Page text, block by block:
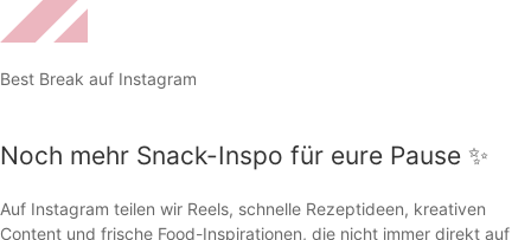
Best Break auf Instagram
Noch mehr Snack-Inspo für eure Pause ✨
Auf Instagram teilen wir Reels, schnelle Rezeptideen, kreativen
Content und frische Food-Inspirationen, die nicht immer direkt auf